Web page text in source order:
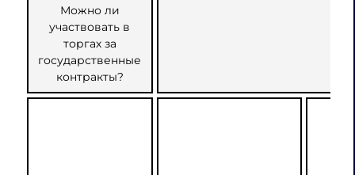
Можно ли
участвовать в
торгах за
государственные
контракты?